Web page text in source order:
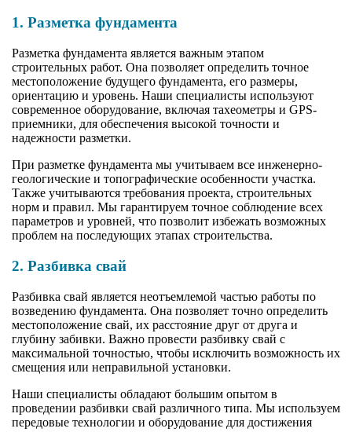
1. Разметка фундамента
Разметка фундамента является важным этапом
строительных работ. Она позволяет определить точное
местоположение будущего фундамента, его размеры,
ориентацию и уровень. Наши специалисты используют
современное оборудование, включая тахеометры и GPS-
приемники, для обеспечения высокой точности и
надежности разметки.
При разметке фундамента мы учитываем все инженерно-
геологические и топографические особенности участка.
Также учитываются требования проекта, строительных
норм и правил. Мы гарантируем точное соблюдение всех
параметров и уровней, что позволит избежать возможных
проблем на последующих этапах строительства.
2. Разбивка свай
Разбивка свай является неотъемлемой частью работы по
возведению фундамента. Она позволяет точно определить
местоположение свай, их расстояние друг от друга и
глубину забивки. Важно провести разбивку свай с
максимальной точностью, чтобы исключить возможность их
смещения или неправильной установки.
Наши специалисты обладают большим опытом в
проведении разбивки свай различного типа. Мы используем
передовые технологии и оборудование для достижения